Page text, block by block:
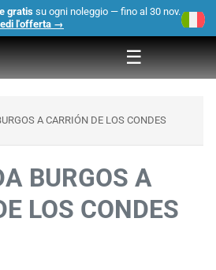
gratis su ogni noleggio — fino al 30 nov.
l'offerta →
×
☰
A CARRIÓN DE LOS CONDES
BURGOS A
LOS CONDES